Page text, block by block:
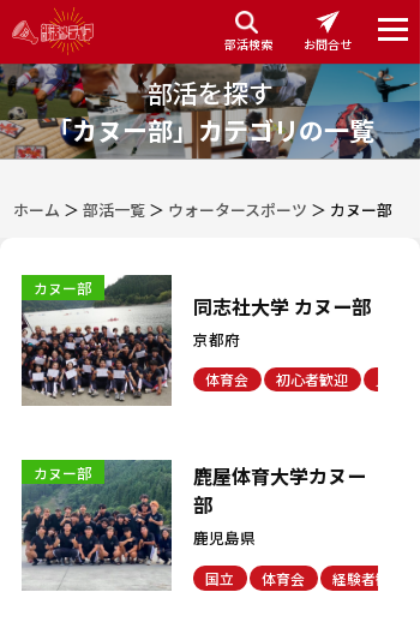
部活検索 お問合せ
部活を探す
「カヌー部」カテゴリの一覧
ホーム ＞ 部活一覧＞ ウォータースポーツ ＞ カヌー部
カヌー部
同志社大学 カヌー部
京都府
体育会 初心者歓迎
カヌー部
鹿屋体育大学カヌー
部
鹿児島県
国立 体育会 経験者歓迎